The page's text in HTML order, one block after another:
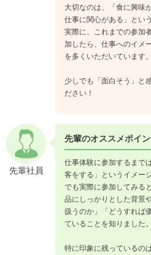
大切なのは、「食に興味
仕事に関心がある」とい
実際に、これまでの参加
加したら、仕事へのイメ
を多くいただいています。
少しでも「面白そう」と
ださい！
先輩社員
先輩のオススメポイン
仕事体験に参加するまで
客をする」というイメー
でも実際に参加してみる
品にしっかりとした背景
扱うのか」「どうすれば
ていることを知りました。
特に印象に残っているの